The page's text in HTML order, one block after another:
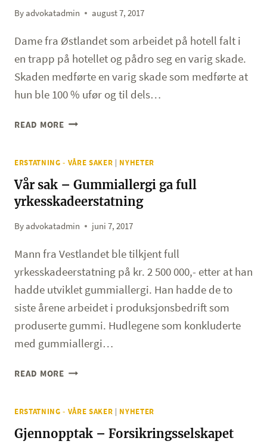
000,-
FIKK
SLUTT
KR.
1
000,-
Byadvokatadmin august 7, 2017
Dame fra Østlandet som arbeidet på hotell falt i
en trapp på hotellet og pådro seg en varig skade.
Skaden medførte en varig skade som medførte at
hun ble 100 % ufør og til dels…
READ MOREVÅR
FALL
TRAPP
I
ARBEIDSTIDEN
FULL
ERSTATNING - VÅRE SAKER | NYHETER
Vår sak – Gummiallergi ga full
yrkesskadeerstatning
Byadvokatadmin juni 7, 2017
Mann fra Vestlandet ble tilkjent full
yrkesskadeerstatning på kr. 2 500 000,- etter at han
hadde utviklet gummiallergi. Han hadde de to
siste årene arbeidet i produksjonsbedrift som
produserte gummi. Hudlegene som konkluderte
med gummiallergi…
READ MOREVÅR
GUMMIALLERGI
GA
FULL
ERSTATNING - VÅRE SAKER | NYHETER
Gjennopptak – Forsikringsselskapet